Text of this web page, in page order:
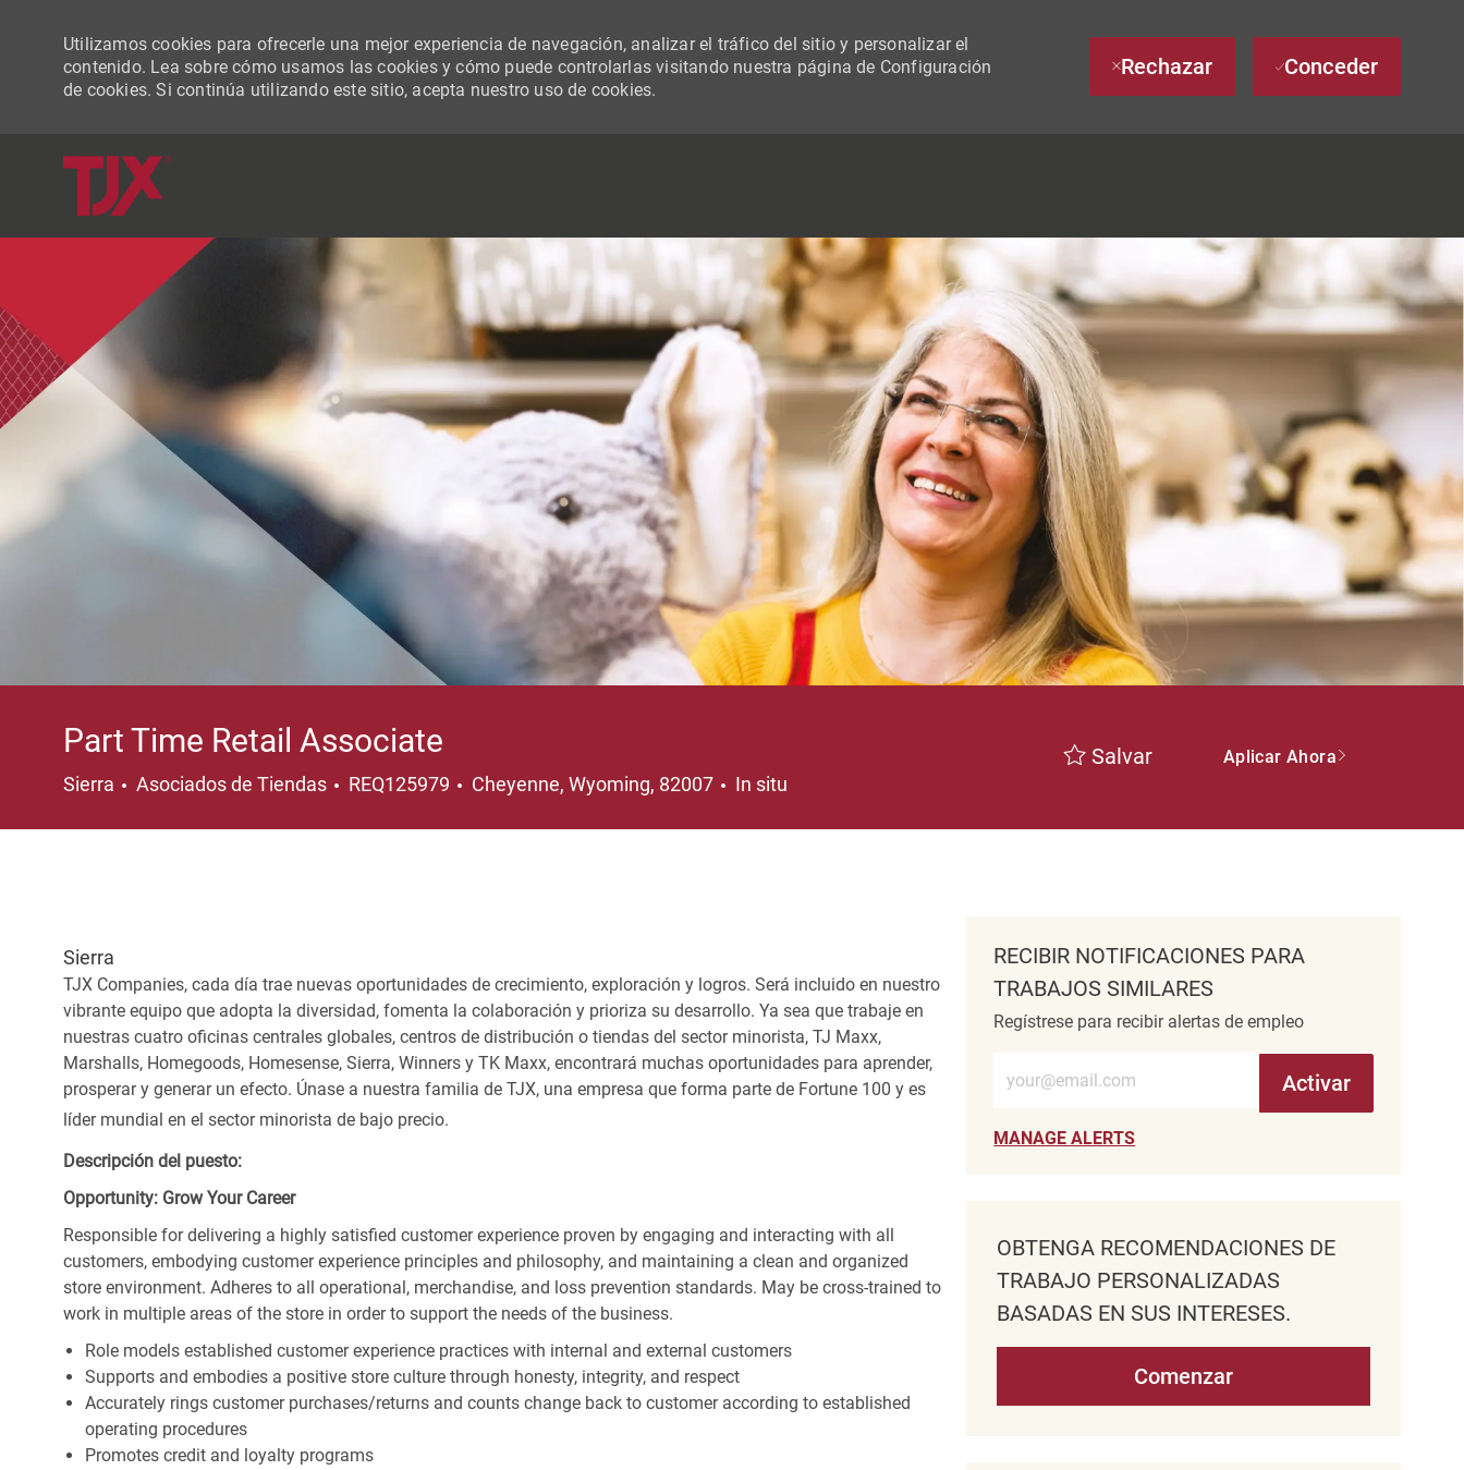
Utilizamos cookies para ofrecerle una mejor experiencia de navegación, analizar el tráfico del sitio y personalizar el
contenido. Lea sobre cómo usamos las cookies y cómo puede controlarlas visitando nuestra página de Configuración
de cookies. Si continúa utilizando este sitio, acepta nuestro uso de cookies.
Rechazar Conceder
Part Time Retail Associate
Sierra Categoría
Asociados de Tiendas REQ125979 Ubicación
Cheyenne, Wyoming, 82007 In situ
Salvar Aplicar Ahora
Sierra
TJX Companies, cada día trae nuevas oportunidades de crecimiento, exploración y logros. Será incluido en nuestro
vibrante equipo que adopta la diversidad, fomenta la colaboración y prioriza su desarrollo. Ya sea que trabaje en
nuestras cuatro oficinas centrales globales, centros de distribución o tiendas del sector minorista, TJ Maxx,
Marshalls, Homegoods, Homesense, Sierra, Winners y TK Maxx, encontrará muchas oportunidades para aprender,
prosperar y generar un efecto. Únase a nuestra familia de TJX, una empresa que forma parte de Fortune 100 y es
líder mundial en el sector minorista de bajo precio.
Descripción del puesto:
Opportunity: Grow Your Career
Responsible for delivering a highly satisfied customer experience proven by engaging and interacting with all
customers, embodying customer experience principles and philosophy, and maintaining a clean and organized
store environment. Adheres to all operational, merchandise, and loss prevention standards. May be cross-trained to
work in multiple areas of the store in order to support the needs of the business.
Role models established customer experience practices with internal and external customers
Supports and embodies a positive store culture through honesty, integrity, and respect
Accurately rings customer purchases/returns and counts change back to customer according to established
operating procedures
Promotes credit and loyalty programs
RECIBIR NOTIFICACIONES PARA
TRABAJOS SIMILARES
Regístrese para recibir alertas de empleo
Introduzca la dirección de correo electrónico (obligatorio)
Activar
MANAGE ALERTS
OBTENGA RECOMENDACIONES DE
TRABAJO PERSONALIZADAS
BASADAS EN SUS INTERESES.
Comenzar